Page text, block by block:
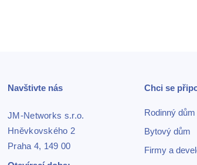
Navštivte nás
JM-Networks s.r.o.
Hněvkovského 2
Praha 4, 149 00
Chci se
Rodinný dům
Bytový dům
Firmy a